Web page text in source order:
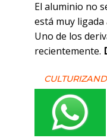
El aluminio no
está muy ligada
Uno de los
recientemente.